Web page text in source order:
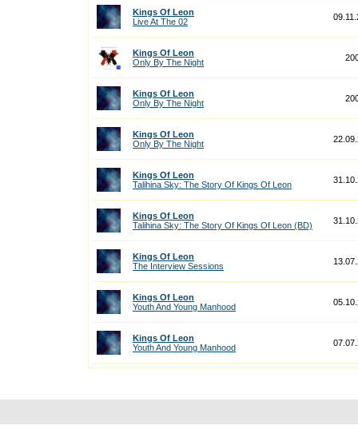
Kings Of Leon
Live At The 02
Kings Of Leon
Only By The Night
Kings Of Leon
Only By The Night
Kings Of Leon
Only By The Night
Kings Of Leon
Talihina Sky: The Story Of Kings Of Leon
Kings Of Leon
Talihina Sky: The Story Of Kings Of Leon (BD)
Kings Of Leon
The Interview Sessions
Kings Of Leon
Youth And Young Manhood
Kings Of Leon
Youth And Young Manhood